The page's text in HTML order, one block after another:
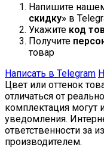
Напишите
скидку» в
Укажите код
Получите
товар
Написать в Telegram
Цвет или оттенок
отличаться от
комплектация могут
уведомления.
ответственности за
производителем.